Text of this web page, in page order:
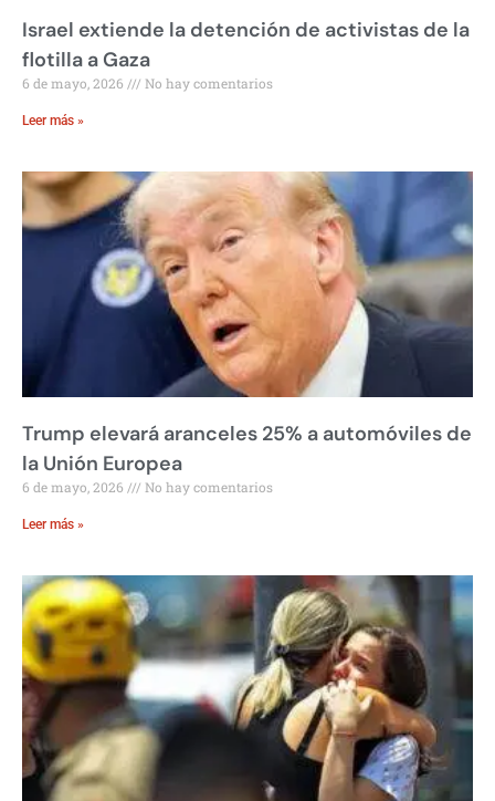
Israel extiende la detención de activistas de la
flotilla a Gaza
6 de mayo, 2026 No hay comentarios
Leer más »
Trump elevará aranceles 25% a automóviles de
la Unión Europea
6 de mayo, 2026 No hay comentarios
Leer más »